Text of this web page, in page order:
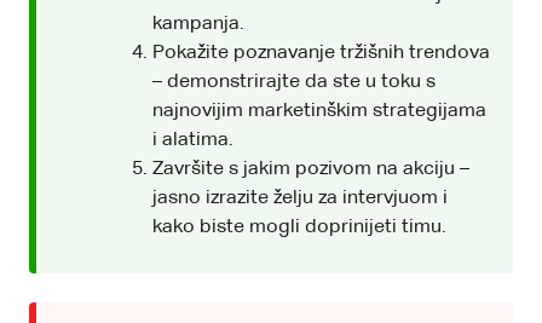
kampanja.
Pokažite poznavanje tržišnih trendova
– demonstrirajte da ste u toku s
najnovijim marketinškim strategijama
i alatima.
Završite s jakim pozivom na akciju –
jasno izrazite želju za intervjuom i
kako biste mogli doprinijeti timu.